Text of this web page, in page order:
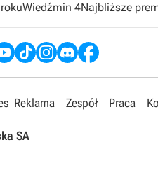
Wiedźmin 4Najbliższe
Reklama Zespół Praca
SA